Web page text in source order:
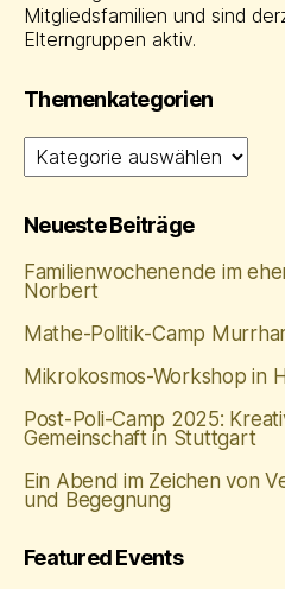
Mitgliedsfamilien und sind
Elterngruppen aktiv.
Themenkategorien
Themenkategorien
Neueste Beiträge
Familienwochenende im
Norbert
Mathe‑Politik‑Camp
Mikrokosmos-Workshop in
Post-Poli-Camp 2025:
Gemeinschaft in Stuttgart
Ein Abend im Zeichen von
und Begegnung
Featured Events